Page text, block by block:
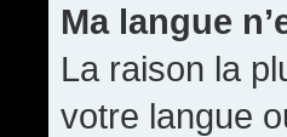
Ma langue
La raison la
votre langue